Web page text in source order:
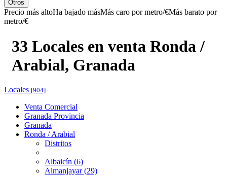
Otros
Precio más altoHa bajado másMás caro por metro/€Más barato por
metro/€
33 Locales en venta Ronda /
Arabial, Granada
Locales [904]
Venta Comercial
Granada Provincia
Granada
Ronda / Arabial
Distritos
Albaicín (6)
Almanjayar (29)